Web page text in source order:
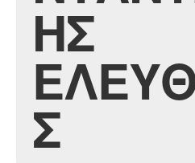
chesstu.be @ discord
LoginΗΣ
Σ